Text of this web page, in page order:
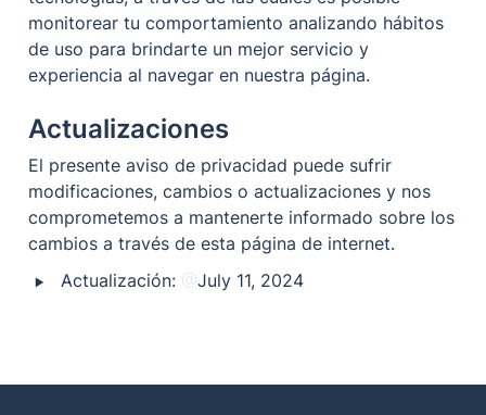
monitorear tu comportamiento analizando hábitos
de uso para brindarte un mejor servicio y
experiencia al navegar en nuestra página.
Actualizaciones
El presente aviso de privacidad puede sufrir
modificaciones, cambios o actualizaciones y nos
comprometemos a mantenerte informado sobre los
cambios a través de esta página de internet.
‣ Actualización: @July 11, 2024